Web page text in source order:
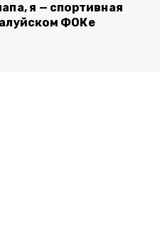
я — спортивная
ФОКе